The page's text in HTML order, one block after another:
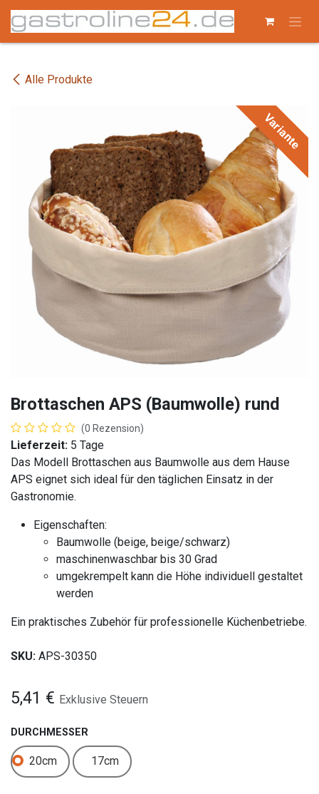
Zum Inhalt springen
Alle Produkte
Variante
Brottaschen APS (Baumwolle) rund
(0 Rezension)
Lieferzeit: 5 Tage
Das Modell Brottaschen aus Baumwolle aus dem Hause
APS eignet sich ideal für den täglichen Einsatz in der
Gastronomie.
Eigenschaften:
Baumwolle (beige, beige/schwarz)
maschinenwaschbar bis 30 Grad
umgekrempelt kann die Höhe individuell gestaltet
werden
Ein praktisches Zubehör für professionelle Küchenbetriebe.
SKU: APS-30350
5,41 € Exklusive Steuern
DURCHMESSER
20cm 17cm